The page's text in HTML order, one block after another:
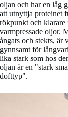
oljan och har en låg
att utnyttja proteinet
rökpunkt och klarare
varmpressade oljor.
ångats och stekts, är
gynnsamt för
lika stark som hos
oljan är en "stark
dofttyp".